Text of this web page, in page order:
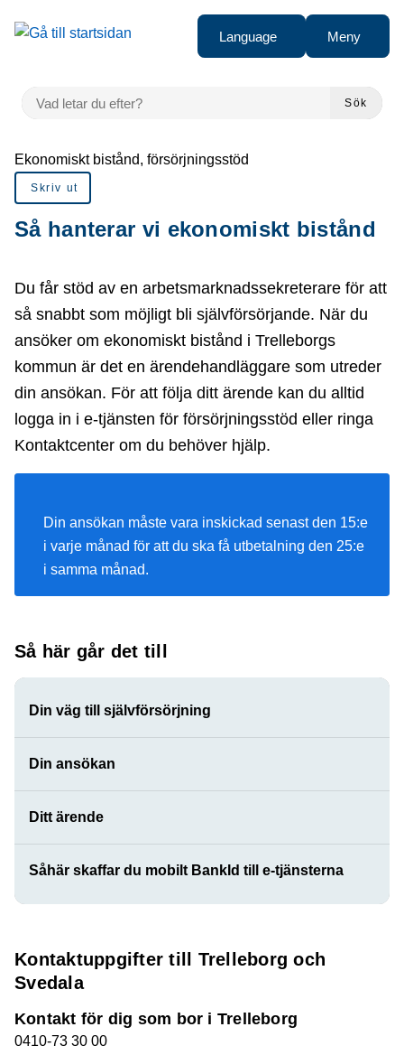
Gå till innehåll
till sidomeny
Language Meny
VAD LETAR DU EFTER?
Sök
Du är här:
Ekonomiskt bistånd, försörjningsstöd
Skriv ut
Så hanterar vi ekonomiskt bistånd
Du får stöd av en arbetsmarknadssekreterare för att
så snabbt som möjligt bli självförsörjande. När du
ansöker om ekonomiskt bistånd i Trelleborgs
kommun är det en ärendehandläggare som utreder
din ansökan. För att följa ditt ärende kan du alltid
logga in i e-tjänsten för försörjningsstöd eller ringa
Kontaktcenter om du behöver hjälp.
Din ansökan måste vara inskickad senast den 15:e
i varje månad för att du ska få utbetalning den 25:e
i samma månad.
Så här går det till
Din väg till självförsörjning
Din ansökan
Ditt ärende
Såhär skaffar du mobilt BankId till e-tjänsterna
Kontaktuppgifter till Trelleborg och
Svedala
Kontakt för dig som bor i Trelleborg
0410-73 30 00